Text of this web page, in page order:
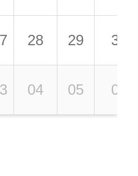
28 29 30
04 05 06